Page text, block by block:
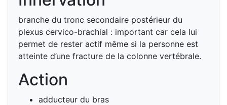
branche du tronc secondaire postérieur du
plexus cervico-brachial : important car cela lui
permet de rester actif même si la personne est
atteinte d’une fracture de la colonne vertébrale.
Action
adducteur du bras